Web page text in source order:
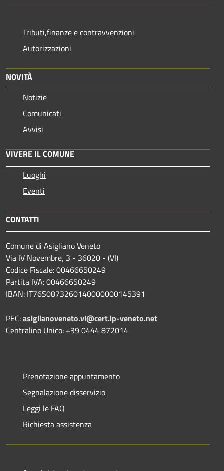
Tributi,finanze e contravvenzioni
Autorizzazioni
NOVITÀ
Notizie
Comunicati
Avvisi
VIVERE IL COMUNE
Luoghi
Eventi
CONTATTI
Comune di Asigliano Veneto
Via IV Novembre, 3 - 36020 - (VI)
Codice Fiscale: 00466650249
Partita IVA: 00466650249
IBAN: IT76S0873260140000000145391
PEC:asiglianoveneto.vi@cert.ip-veneto.net
Centralino Unico: +39 0444 872014
Prenotazione appuntamento
Segnalazione disservizio
Leggi le FAQ
Richiesta assistenza